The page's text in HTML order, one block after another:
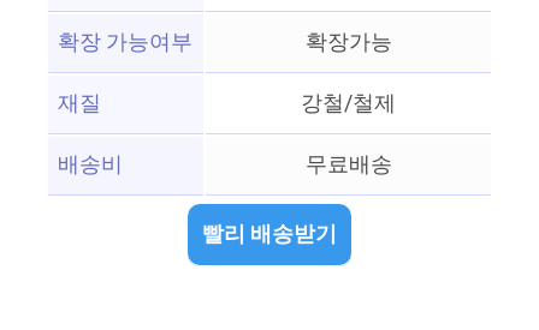
확장 가능여부
확장가능
재질
강철/철제
배송비
무료배송
빨리 배송받기